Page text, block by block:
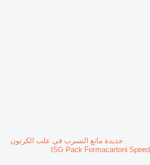
جديدة مانع التسرب في علب الكرتون
ISG Pack Formacartoni